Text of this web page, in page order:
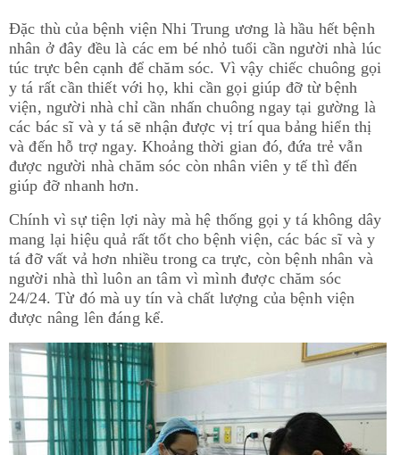
Đặc thù của bệnh viện Nhi Trung ương là hầu hết bệnh
nhân ở đây đều là các em bé nhỏ tuổi cần người nhà lúc
túc trực bên cạnh để chăm sóc. Vì vậy chiếc chuông gọi
y tá rất cần thiết với họ, khi cần gọi giúp đỡ từ bệnh
viện, người nhà chỉ cần nhấn chuông ngay tại gường là
các bác sĩ và y tá sẽ nhận được vị trí qua bảng hiển thị
và đến hỗ trợ ngay. Khoảng thời gian đó, đứa trẻ vẫn
được người nhà chăm sóc còn nhân viên y tế thì đến
giúp đỡ nhanh hơn.
Chính vì sự tiện lợi này mà hệ thống gọi y tá không dây
mang lại hiệu quả rất tốt cho bệnh viện, các bác sĩ và y
tá đỡ vất vả hơn nhiều trong ca trực, còn bệnh nhân và
người nhà thì luôn an tâm vì mình được chăm sóc
24/24. Từ đó mà uy tín và chất lượng của bệnh viện
được nâng lên đáng kể.